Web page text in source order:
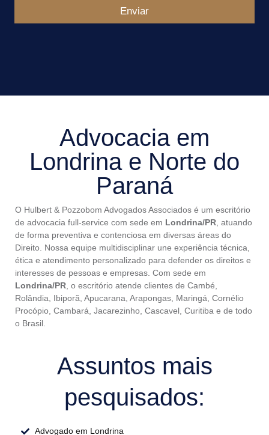
Enviar
Advocacia em
Londrina e Norte do
Paraná
O Hulbert & Pozzobom Advogados Associados é um escritório
de advocacia full-service com sede em Londrina/PR , atuando
de forma preventiva e contenciosa em diversas áreas do
Direito. Nossa equipe multidisciplinar une experiência técnica,
ética e atendimento personalizado para defender os direitos e
interesses de pessoas e empresas. Com sede em
Londrina/PR , o escritório atende clientes de Cambé,
Rolândia, Ibiporã, Apucarana, Arapongas, Maringá, Cornélio
Procópio, Cambará, Jacarezinho, Cascavel, Curitiba e de todo
o Brasil.
Assuntos mais
pesquisados:
Advogado em Londrina